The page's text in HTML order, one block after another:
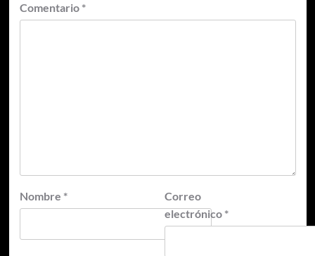
Comentario *
Nombre *
Correo
electrónico *